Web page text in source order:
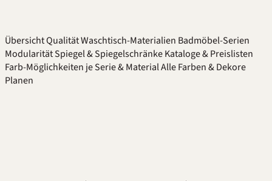
ÜbersichtQualitätWaschtisch-Materialien Badmöbel-Serien
ModularitätSpiegel & SpiegelschränkeKataloge & Preislisten
Farb-Möglichkeiten je Serie & MaterialAlle Farben & Dekore
Planen